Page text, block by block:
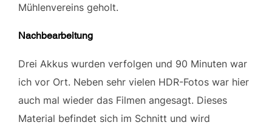
Mühlenvereins geholt.
Nachbearbeitung
Drei Akkus wurden verfolgen und 90 Minuten war
ich vor Ort. Neben sehr vielen HDR-Fotos war hier
auch mal wieder das Filmen angesagt. Dieses
Material befindet sich im Schnitt und wird